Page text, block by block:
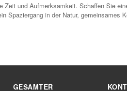
und Aufmerksamkeit. Schaffen Sie
in der Natur, gemeinsames
GESAMTER